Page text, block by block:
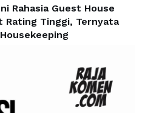
Rahasia Guest House
Rating Tinggi, Ternyata